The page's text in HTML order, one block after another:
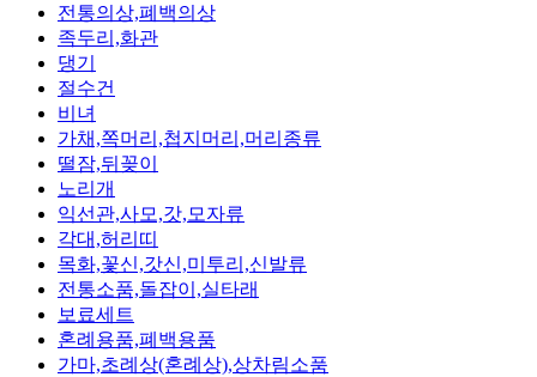
전통의상,폐백의상
족두리,화관
댕기
절수건
비녀
가채,쪽머리,첩지머리,머리종류
떨잠,뒤꽂이
노리개
익선관,사모,갓,모자류
각대,허리띠
목화,꽃신,갓신,미투리,신발류
전통소품,돌잡이,실타래
보료세트
혼례용품,폐백용품
가마,초례상(혼례상),상차림소품